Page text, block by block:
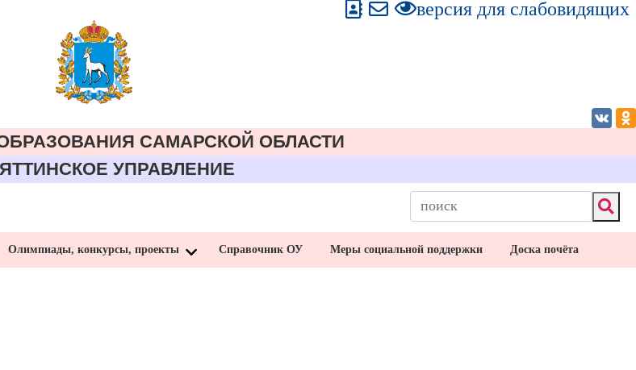
версия для слабовидящих
CАМАРСКОЙ ОБЛАСТИ
УПРАВЛЕНИЕ
Олимпиады, конкурсы, проекты Справочник ОУ Меры социальной поддержки Доска почёта